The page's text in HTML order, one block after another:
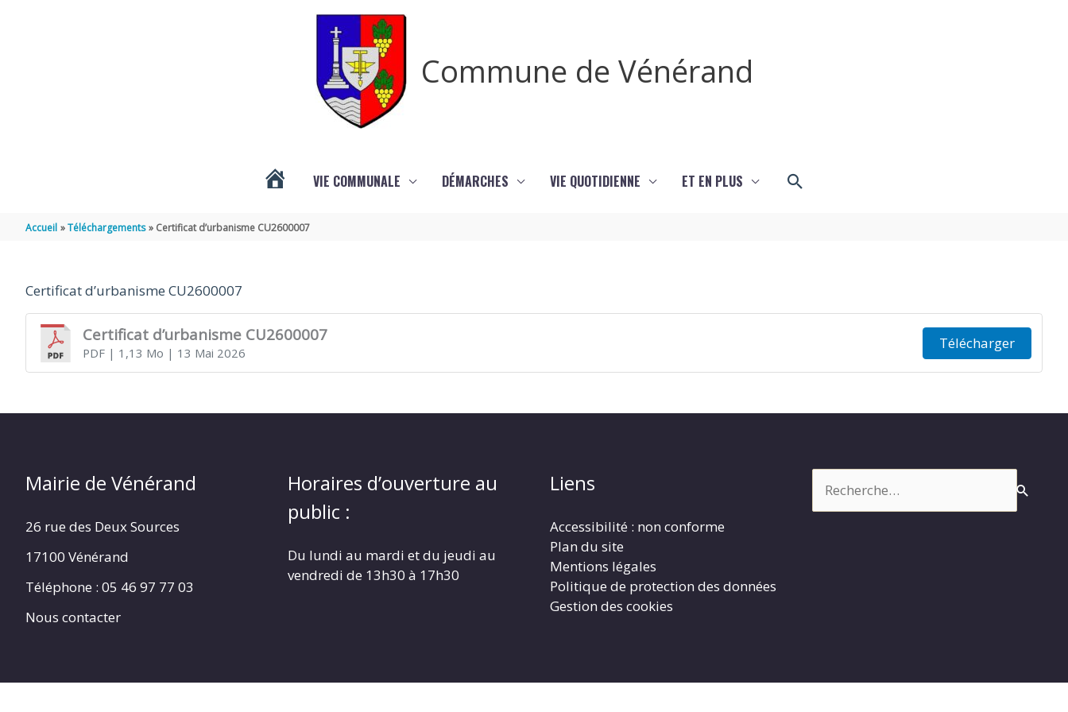
Commune de Vénérand
VIE COMMUNALE DÉMARCHES VIE QUOTIDIENNE ET EN PLUS Rechercher
Accueil Téléchargements Certificat d’urbanisme CU2600007
Certificat d’urbanisme CU2600007
Certificat d’urbanisme CU2600007
PDF| 1,13 Mo | 13 Mai 2026
Télécharger
Mairie de Vénérand
26 rue des Deux Sources
17100 Vénérand
Téléphone : 05 46 97 77 03
Nous contacter
Horaires d’ouverture au
public :
Du lundi au mardi et du jeudi au
vendredi de 13h30 à 17h30
Liens
Accessibilité : non conforme
Plan du site
Mentions légales
Politique de protection des données
Gestion des cookies